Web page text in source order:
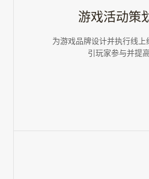
游戏活动策
为游戏品牌设计并执行线
引玩家参与并提